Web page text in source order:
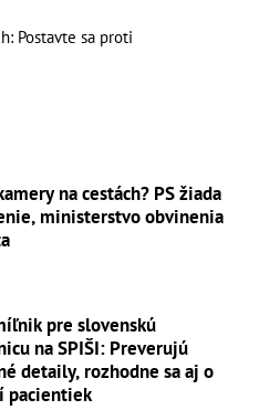
Postavte sa proti
na cestách? PS žiada
ministerstvo obvinenia
pre slovenskú
na SPIŠI: Preverujú
detaily, rozhodne sa aj o
pacientiek